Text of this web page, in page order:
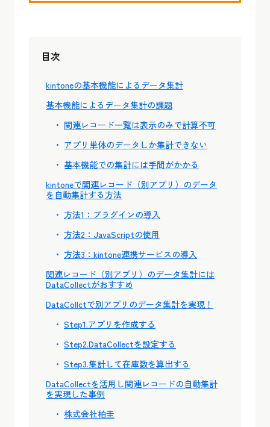
目次
kintoneの基本機能によるデータ集計
基本機能によるデータ集計の課題
関連レコード一覧は表示のみで計算不可
アプリ単体のデータしか集計できない
基本機能での集計には手間がかかる
kintoneで関連レコード（別アプリ）のデータ
を自動集計する方法
方法1：プラグインの導入
方法2：JavaScriptの使用
方法3：kintone連携サービスの導入
関連レコード（別アプリ）のデータ集計には
DataCollectがおすすめ
DataCollctで別アプリのデータ集計を実現！
Step1.アプリを作成する
Step2.DataCollectを設定する
Step3.集計して在庫数を算出する
DataCollectを活用し関連レコードの自動集計
を実現した事例
株式会社柏圭